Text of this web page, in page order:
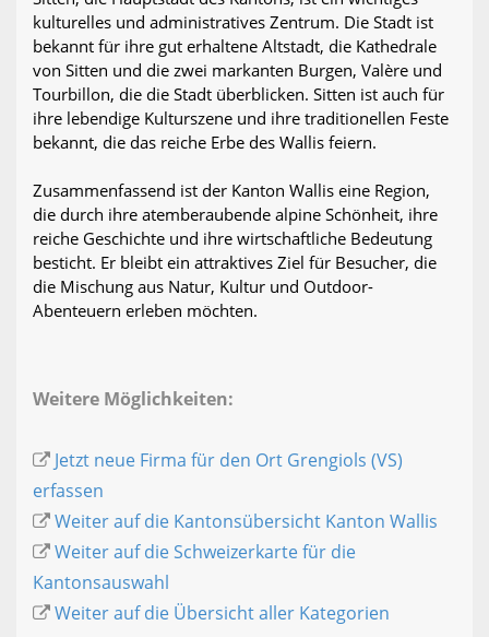
kulturelles und administratives Zentrum. Die Stadt ist
bekannt für ihre gut erhaltene Altstadt, die Kathedrale
von Sitten und die zwei markanten Burgen, Valère und
Tourbillon, die die Stadt überblicken. Sitten ist auch für
ihre lebendige Kulturszene und ihre traditionellen Feste
bekannt, die das reiche Erbe des Wallis feiern.
Zusammenfassend ist der Kanton Wallis eine Region,
die durch ihre atemberaubende alpine Schönheit, ihre
reiche Geschichte und ihre wirtschaftliche Bedeutung
besticht. Er bleibt ein attraktives Ziel für Besucher, die
die Mischung aus Natur, Kultur und Outdoor-
Abenteuern erleben möchten.
Weitere Möglichkeiten:
Jetzt neue Firma für den Ort Grengiols (VS)
erfassen
Weiter auf die Kantonsübersicht Kanton Wallis
Weiter auf die Schweizerkarte für die
Kantonsauswahl
Weiter auf die Übersicht aller Kategorien